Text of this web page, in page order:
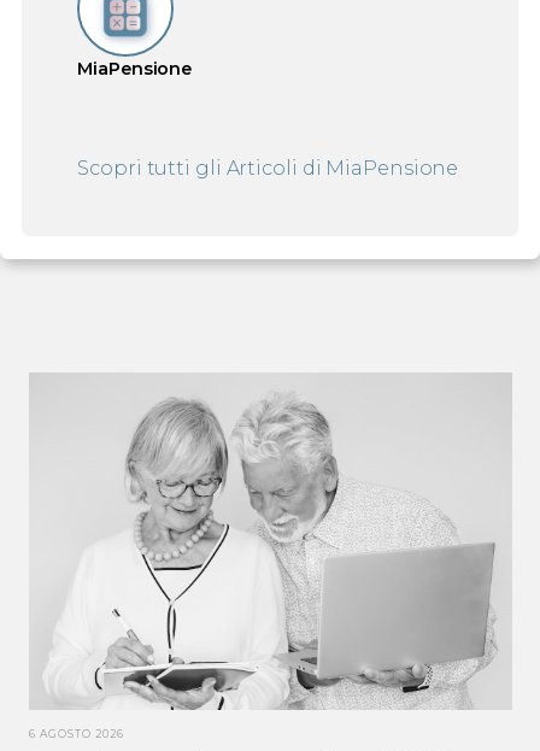
MiaPensione
Scopri tutti gli Articoli di MiaPensione
6 AGOSTO 2026